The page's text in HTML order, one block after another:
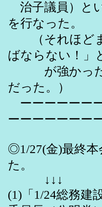
治子議員）と
を行なった。
（それほどま
ばならない！」
が強かったし
だった。）
ーーーーーー
ーーーーーーー
◎1/27(金)最終本
た。
↓↓↓
(1)「1/24総務建